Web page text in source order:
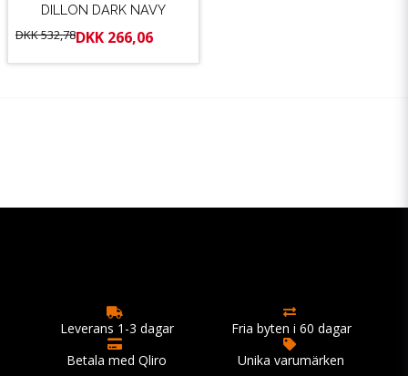
DILLON DARK NAVY
DKK 532,78DKK 266,06
Leverans 1-3 dagar
Fria byten i 60 dagar
Betala med Qliro
Unika varumärken